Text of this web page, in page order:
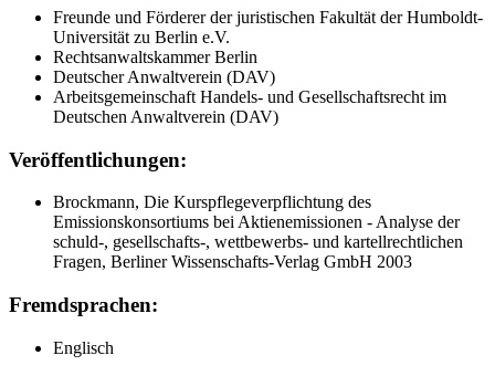
Freunde und Förderer der juristischen Fakultät der Humboldt-
Universität zu Berlin e.V.
Rechtsanwaltskammer Berlin
Deutscher Anwaltverein (DAV)
Arbeitsgemeinschaft Handels- und Gesellschaftsrecht im
Deutschen Anwaltverein (DAV)
Veröffentlichungen:
Brockmann, Die Kurspflegeverpflichtung des
Emissionskonsortiums bei Aktienemissionen - Analyse der
schuld-, gesellschafts-, wettbewerbs- und kartellrechtlichen
Fragen, Berliner Wissenschafts-Verlag GmbH 2003
Fremdsprachen:
Englisch